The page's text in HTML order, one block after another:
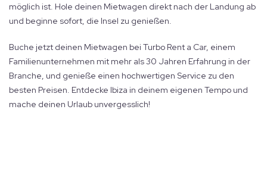
möglich ist. Hole deinen Mietwagen direkt nach der Landung ab
und beginne sofort, die Insel zu genießen.
Buche jetzt deinen Mietwagen bei Turbo Rent a Car, einem
Familienunternehmen mit mehr als 30 Jahren Erfahrung in der
Branche, und genieße einen hochwertigen Service zu den
besten Preisen. Entdecke Ibiza in deinem eigenen Tempo und
mache deinen Urlaub unvergesslich!